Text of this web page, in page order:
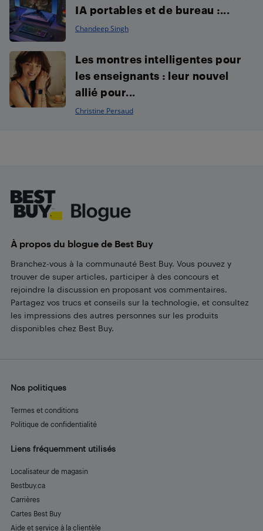
IA portables et de bureau :...
Chandeep Singh
Les montres intelligentes pour
les enseignants : leur nouvel
allié pour...
Christine Persaud
À propos du blogue de Best Buy
Branchez-vous à la communauté Best Buy. Vous pouvez y
trouver de super articles, participer à des concours et
rejoindre la discussion en proposant vos commentaires.
Partagez vos trucs et conseils sur la technologie, et consultez
les impressions des autres personnes sur les produits
disponibles chez Best Buy.
Nos politiques
Termes et conditions
Politique de confidentialité
Liens fréquemment utilisés
Localisateur de magasin
Bestbuy.ca
Carrières
Cartes Best Buy
Aide et service à la clientèle